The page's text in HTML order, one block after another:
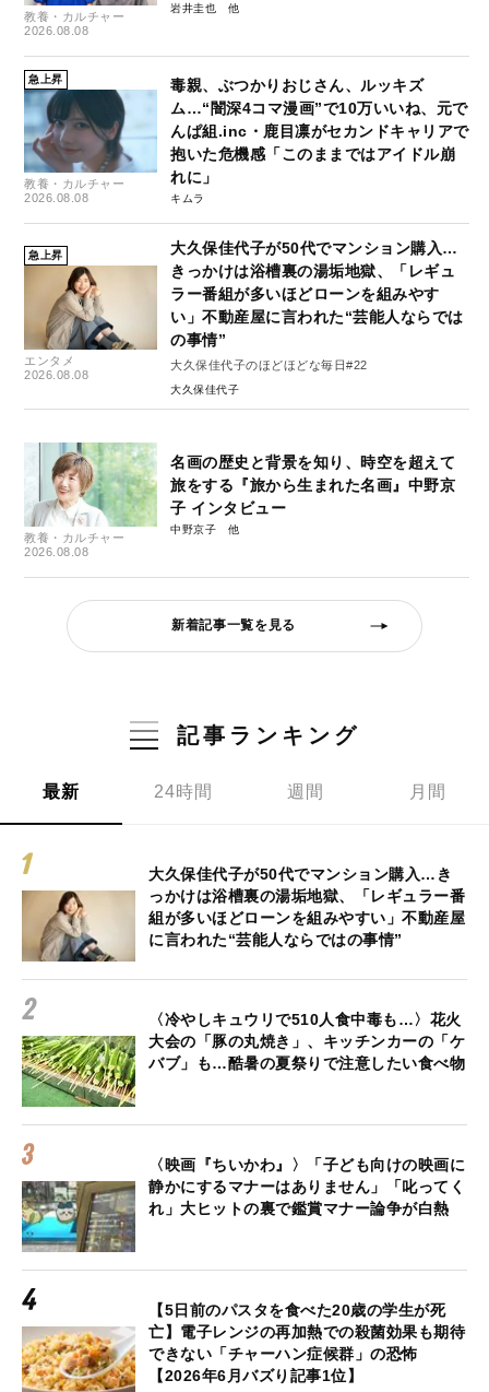
教養・カルチャー
2026.08.08
岩井圭也
急上昇
教養・カルチャー
2026.08.08
毒親、ぶつかりおじさん、ルッキズ
ム…“闇深4コマ漫画”で10万いいね、元で
んぱ組.inc・鹿目凛がセカンドキャリアで
抱いた危機感「このままではアイドル崩
れに」
キムラ
急上昇
エンタメ
2026.08.08
大久保佳代子が50代でマンション購入…
きっかけは浴槽裏の湯垢地獄、「レギュ
ラー番組が多いほどローンを組みやす
い」不動産屋に言われた“芸能人ならでは
の事情”
大久保佳代子のほどほどな毎日#22
大久保佳代子
教養・カルチャー
2026.08.08
名画の歴史と背景を知り、時空を超えて
旅をする『旅から生まれた名画』中野京
子 インタビュー
中野京子
新着記事一覧を見る
記事ランキング
最新 24時間 週間 月間
大久保佳代子が50代でマンション購入…き
っかけは浴槽裏の湯垢地獄、「レギュラー番
組が多いほどローンを組みやすい」不動産屋
に言われた“芸能人ならではの事情”
〈冷やしキュウリで510人食中毒も…〉花火
大会の「豚の丸焼き」、キッチンカーの「ケ
バブ」も…酷暑の夏祭りで注意したい食べ物
〈映画『ちいかわ』〉「子ども向けの映画に
静かにするマナーはありません」「叱ってく
れ」大ヒットの裏で鑑賞マナー論争が白熱
【5日前のパスタを食べた20歳の学生が死
亡】電子レンジの再加熱での殺菌効果も期待
できない「チャーハン症候群」の恐怖
【2026年6月バズり記事1位】